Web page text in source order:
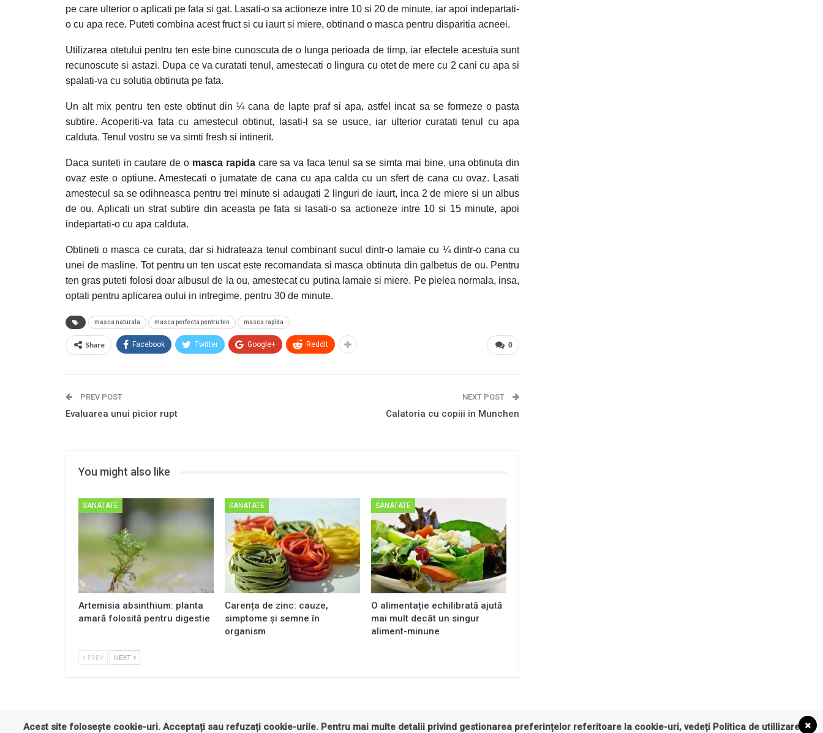
pe care ulterior o aplicati pe fata si gat. Lasati-o sa actioneze intre 10 si 20 de minute, iar apoi indepartati-
o cu apa rece. Puteti combina acest fruct si cu iaurt si miere, obtinand o masca pentru disparitia acneei.
Utilizarea otetului pentru ten este bine cunoscuta de o lunga perioada de timp, iar efectele acestuia sunt
recunoscute si astazi. Dupa ce va curatati tenul, amestecati o lingura cu otet de mere cu 2 cani cu apa si
spalati-va cu solutia obtinuta pe fata.
Un alt mix pentru ten este obtinut din ¼ cana de lapte praf si apa, astfel incat sa se formeze o pasta
subtire. Acoperiti-va fata cu amestecul obtinut, lasati-l sa se usuce, iar ulterior curatati tenul cu apa
calduta. Tenul vostru se va simti fresh si intinerit.
Daca sunteti in cautare de o masca rapidacare sa va faca tenul sa se simta mai bine, una obtinuta din
ovaz este o optiune. Amestecati o jumatate de cana cu apa calda cu un sfert de cana cu ovaz. Lasati
amestecul sa se odihneasca pentru trei minute si adaugati 2 linguri de iaurt, inca 2 de miere si un albus
de ou. Aplicati un strat subtire din aceasta pe fata si lasati-o sa actioneze intre 10 si 15 minute, apoi
indepartati-o cu apa calduta.
Obtineti o masca ce curata, dar si hidrateaza tenul combinant sucul dintr-o lamaie cu ¼ dintr-o cana cu
unei de masline. Tot pentru un ten uscat este recomandata si masca obtinuta din galbetus de ou. Pentru
ten gras puteti folosi doar albusul de la ou, amestecat cu putina lamaie si miere. Pe pielea normala, insa,
optati pentru aplicarea oului in intregime, pentru 30 de minute.
masca naturala masca perfecta pentru ten masca rapida
0
Share Facebook Twitter Google+ ReddIt
PREV POST
Evaluarea unui picior rupt
NEXT POST
Calatoria cu copiii in Munchen
You might also like
SANATATE
Artemisia absinthium: planta
amară folosită pentru digestie
SANATATE
Carența de zinc: cauze,
simptome și semne în
organism
SANATATE
O alimentație echilibrată ajută
mai mult decât un singur
aliment-minune
PREV NEXT
Acest site folosește cookie-uri. Acceptați sau refuzați cookie-urile. Pentru mai multe detalii privind gestionarea preferințelor referitoare la cookie-uri, vedeți Politica de utillizare